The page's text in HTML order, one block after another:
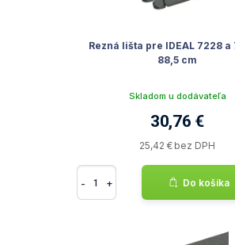
Rezná lišta pre IDEAL 7228 a
88,5 cm
Skladom u dodávateľa
30,76 €
25,42 € bez DPH
- + Do košíka